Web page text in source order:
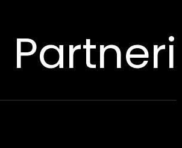
Partneri